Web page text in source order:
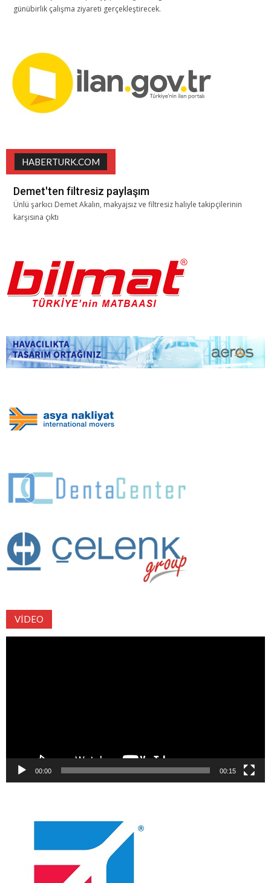
günübirlik çalışma ziyareti gerçekleştirecek.
HABERTURK.COM
Demet'ten filtresiz paylaşım
Ünlü şarkıcı Demet Akalın, makyajsız ve filtresiz haliyle takipçilerinin
karşısına çıktı
VIDEO
00:00 00:15